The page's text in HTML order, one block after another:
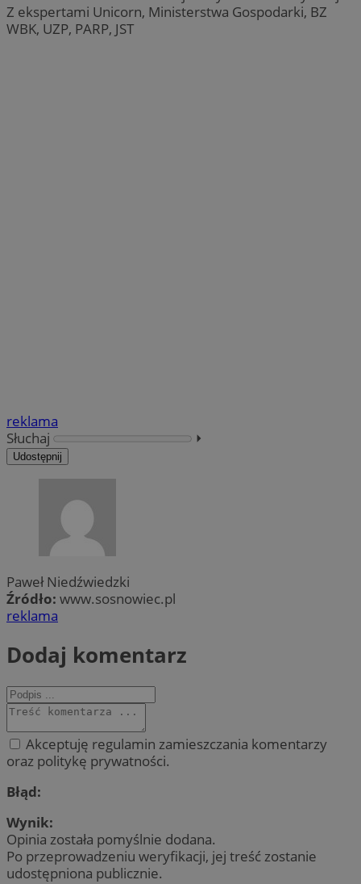
Z ekspertami Unicorn, Ministerstwa Gospodarki, BZ
WBK, UZP, PARP, JST
reklama
Słuchaj
⏵︎
Udostępnij
Paweł Niedźwiedzki
Źródło: www.sosnowiec.pl
reklama
Dodaj komentarz
Akceptuję regulamin zamieszczania komentarzy
oraz politykę prywatności.
Błąd:
Wynik:
Opinia została pomyślnie dodana.
Po przeprowadzeniu weryfikacji, jej treść zostanie
udostępniona publicznie.